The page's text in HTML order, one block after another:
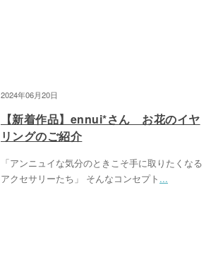
2024年06月20日
【新着作品】ennui*さん お花のイヤ
リングのご紹介
「アンニュイな気分のときこそ手に取りたくなる
アクセサリーたち」 そんなコンセプト ...